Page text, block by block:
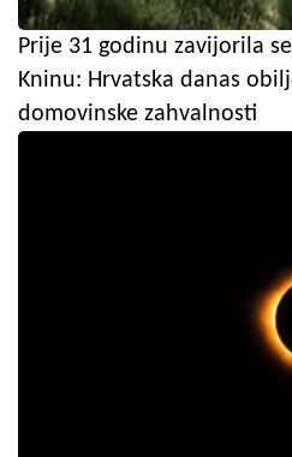
Prije 31 godinu zavijorila
Kninu: Hrvatska danas
domovinske zahvalnosti